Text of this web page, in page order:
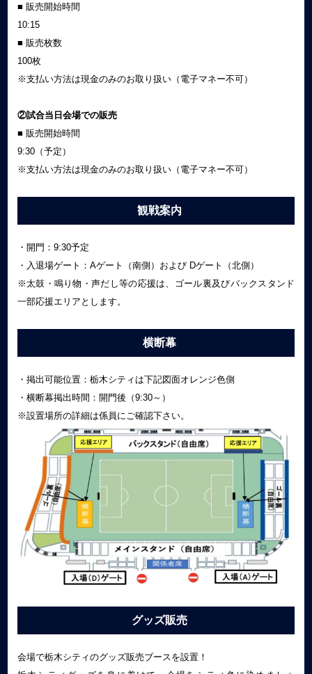
■ 販売開始時間
10:15
■ 販売枚数
100枚
※支払い方法は現金のみのお取り扱い（電子マネー不可）
②試合当日会場での販売
■ 販売開始時間
9:30（予定）
※支払い方法は現金のみのお取り扱い（電子マネー不可）
観戦案内
・開門：9:30予定
・入退場ゲート：Aゲート（南側）および Dゲート（北側）
※太鼓・鳴り物・声だし等の応援は、ゴール裏及びバックスタンド
一部応援エリアとします。
横断幕
・掲出可能位置：栃木シティは下記図面オレンジ色側
・横断幕掲出時間：開門後（9:30～）
※設置場所の詳細は係員にご確認下さい。
グッズ販売
会場で栃木シティのグッズ販売ブースを設置！